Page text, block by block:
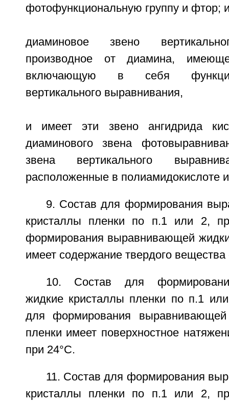
фотофункциональную группу и фтор;
диаминовое звено
производное от диамина,
включающую в себя
вертикального выравнивания,
и имеет эти звено ангидрида
диаминового звена
звена вертикального
расположенные в полиамидокислоте
9. Состав для формирования
кристаллы пленки по п.1 или 2,
формирования выравнивающей
имеет содержание твердого вещества
10. Состав для
жидкие кристаллы пленки по п.1
для формирования
пленки имеет поверхностное
при 24°С.
11. Состав для формирования
кристаллы пленки по п.1 или 2,